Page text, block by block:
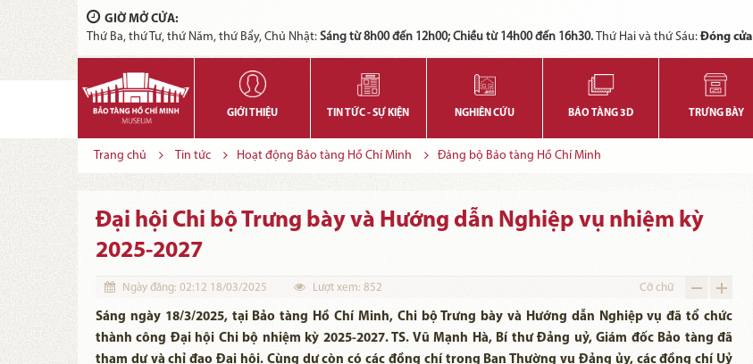
GIỜ MỞ CỬA:
Thứ Ba, thứ Tư, thứ Năm, thứ Bẩy, Chủ Nhật: Sáng từ 8h00 đến 12h00; Chiều từ 14h00 đến 16h30. Thứ Hai và thứ Sáu: Đóng cửa
GIỚI THIỆU TIN TỨC - SỰ KIỆN NGHIÊN CỨU BẢO TÀNG 3D TRƯNG BÀY
Trang chủ Tin tức Hoạt động Bảo tàng Hồ Chí Minh Đảng bộ Bảo tàng Hồ Chí Minh
Đại hội Chi bộ Trưng bày và Hướng dẫn Nghiệp vụ nhiệm kỳ
2025-2027
Ngày đăng: 02:12 18/03/2025 Lượt xem: 852 Cỡ chữ
Sáng ngày 18/3/2025, tại Bảo tàng Hồ Chí Minh, Chi bộ Trưng bày và Hướng dẫn Nghiệp vụ đã tổ chức
thành công Đại hội Chi bộ nhiệm kỳ 2025-2027. TS. Vũ Mạnh Hà, Bí thư Đảng uỷ, Giám đốc Bảo tàng đã
tham dự và chỉ đạo Đại hội. Cùng dự còn có các đồng chí trong Ban Thường vụ Đảng ủy, các đồng chí Uỷ